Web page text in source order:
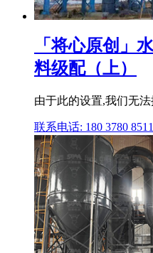
「将心原创」
料级配（上）
由于此的设置,我们无
联系电话: 180 3780 8511